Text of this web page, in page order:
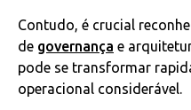
Contudo, é crucial
de governança e
pode se transformar
operacional considerável.